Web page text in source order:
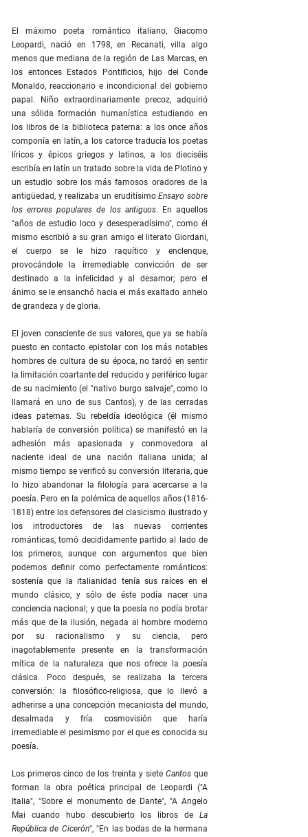
El máximo poeta romántico italiano, Giacomo
Leopardi, nació en 1798, en Recanati, villa algo
menos que mediana de la región de Las Marcas, en
los entonces Estados Pontificios, hijo del Conde
Monaldo, reaccionario e incondicional del gobierno
papal. Niño extraordinariamente precoz, adquirió
una sólida formación humanística estudiando en
los libros de la biblioteca paterna: a los once años
componía en latín, a los catorce traducía los poetas
líricos y épicos griegos y latinos, a los dieciséis
escribía en latín un tratado sobre la vida de Plotino y
un estudio sobre los más famosos oradores de la
antigüedad, y realizaba un eruditísimoEnsayo sobre
los errores populares de los antiguos. En aquellos
"años de estudio loco y desesperadísimo", como él
mismo escribió a su gran amigo el literato Giordani,
el cuerpo se le hizo raquítico y enclenque,
provocándole la irremediable convicción de ser
destinado a la infelicidad y al desamor; pero el
ánimo se le ensanchó hacia el más exaltado anhelo
de grandeza y de gloria.
El joven consciente de sus valores, que ya se había
puesto en contacto epistolar con los más notables
hombres de cultura de su época, no tardó en sentir
la limitación coartante del reducido y periférico lugar
de su nacimiento (el "nativo burgo salvaje", como lo
llamará en uno de sus Cantos), y de las cerradas
ideas paternas. Su rebeldía ideológica (él mismo
hablaría de conversión política) se manifestó en la
adhesión más apasionada y conmovedora al
naciente ideal de una nación italiana unida; al
mismo tiempo se verificó su conversión literaria, que
lo hizo abandonar la filología para acercarse a la
poesía. Pero en la polémica de aquellos años (1816-
1818) entre los defensores del clasicismo ilustrado y
los introductores de las nuevas corrientes
románticas, tomó decididamente partido al lado de
los primeros, aunque con argumentos que bien
podemos definir como perfectamente románticos:
sostenía que la italianidad tenía sus raíces en el
mundo clásico, y sólo de éste podía nacer una
conciencia nacional; y que la poesía no podía brotar
más que de la ilusión, negada al hombre moderno
por su racionalismo y su ciencia, pero
inagotablemente presente en la transformación
mítica de la naturaleza que nos ofrece la poesía
clásica. Poco después, se realizaba la tercera
conversión: la filosófico-religiosa, que lo llevó a
adherirse a una concepción mecanicista del mundo,
desalmada y fría cosmovisión que haría
irremediable el pesimismo por el que es conocida su
poesía.
Los primeros cinco de los treinta y siete Cantosque
forman la obra poética principal de Leopardi ("A
Italia", "Sobre el monumento de Dante", "A Angelo
Mai cuando hubo descubierto los libros de La
República de Cicerón", "En las bodas de la hermana